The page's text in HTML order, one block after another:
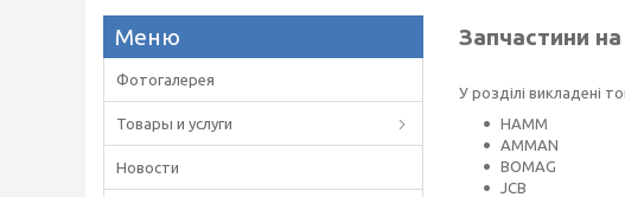
Запчастини
У розділі викладені
HAMM
AMMAN
BOMAG
JCB
Фотогалерея
Товары и услуги
Новости